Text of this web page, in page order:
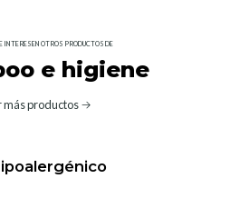
INTERESEN OTROS PRODUCTOS DE
e higiene
más productos